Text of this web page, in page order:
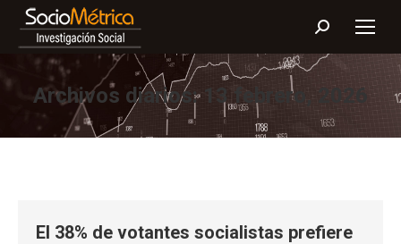
Buscar:
Archivos diarios: 13 febrero, 2026
El 38% de votantes socialistas prefiere